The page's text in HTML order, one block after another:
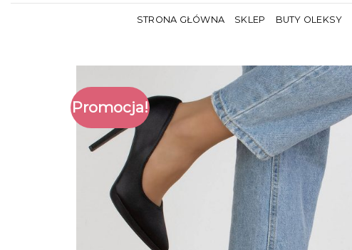
STRONA GŁÓWNA SKLEP BUTY OLEKSY
Promocja!